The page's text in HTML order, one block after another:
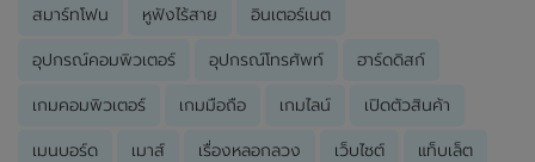
สมาร์ทโฟน หูฟังไร้สาย อินเตอร์เนต
อุปกรณ์คอมพิวเตอร์ อุปกรณ์โทรศัพท์ ฮาร์ดดิสก์
เกมคอมพิวเตอร์ เกมมือถือ เกมไลน์ เปิดตัวสินค้า
เมนบอร์ด เมาส์ เรื่องหลอกลวง เว็บไซต์ แท็บเล็ต